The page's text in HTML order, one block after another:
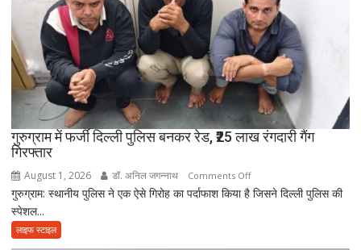
आई
आत्मनिर्भर
बेटियां,
चिता
पर
अकेले
विदा
हो
वृद्धाश्रम
गुरुग्राम में फर्जी दिल्ली पुलिस बनकर रेड, ₹25 लाख रंगदारी गैंग
गिरफ्तार
August 1, 2026 डॉ. अनिल जगन्नाथ Comments Offon
गुरुग्राम
दिल्ली
गुरुग्राम: स्थानीय पुलिस ने एक ऐसे गिरोह का पर्दाफाश किया है जिसने दिल्ली पुलिस की
स्पेशल...
लाइफ स्टाइल